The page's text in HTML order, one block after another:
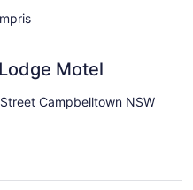
Motel
Campbelltown NSW